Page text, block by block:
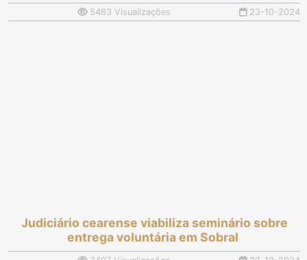
5463 Visualizações 23-10-2024
Judiciário cearense viabiliza seminário sobre
entrega voluntária em Sobral